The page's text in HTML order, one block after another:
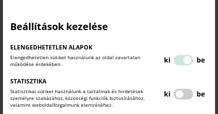
Beállítások kezelése
ELENGEDHETETLEN ALAPOK
Elengedhetetlen sütiket használunk az oldal zavartalan
működése érdekében.
ki be
STATISZTIKA
Statisztikai sütiket használunk a tartalmak és hirdetések
személyre szabásához, közösségi funkciók biztosításához,
valamint weboldalforgalmunk elemzéséhez.
ki be
https://www.europarl.europa.eu/portal/hu
AZ EURÓPAI PARLAMENT BUDAPESTI
Az Európai Parlament valamennyi uniós tagállam fővárosában - így
Budapesten is - működtet egy kapcsolattartó irodát, melynek fő
feladata a lakosság és a sajtó tájékoztatása az Európai Parlament